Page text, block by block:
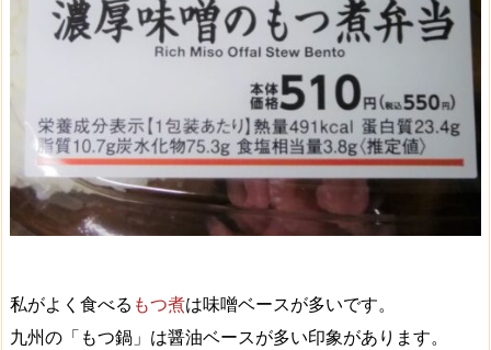
私がよく食べる もつ煮は味噌ベースが多いです。
九州の「もつ鍋」は醤油ベースが多い印象があります。